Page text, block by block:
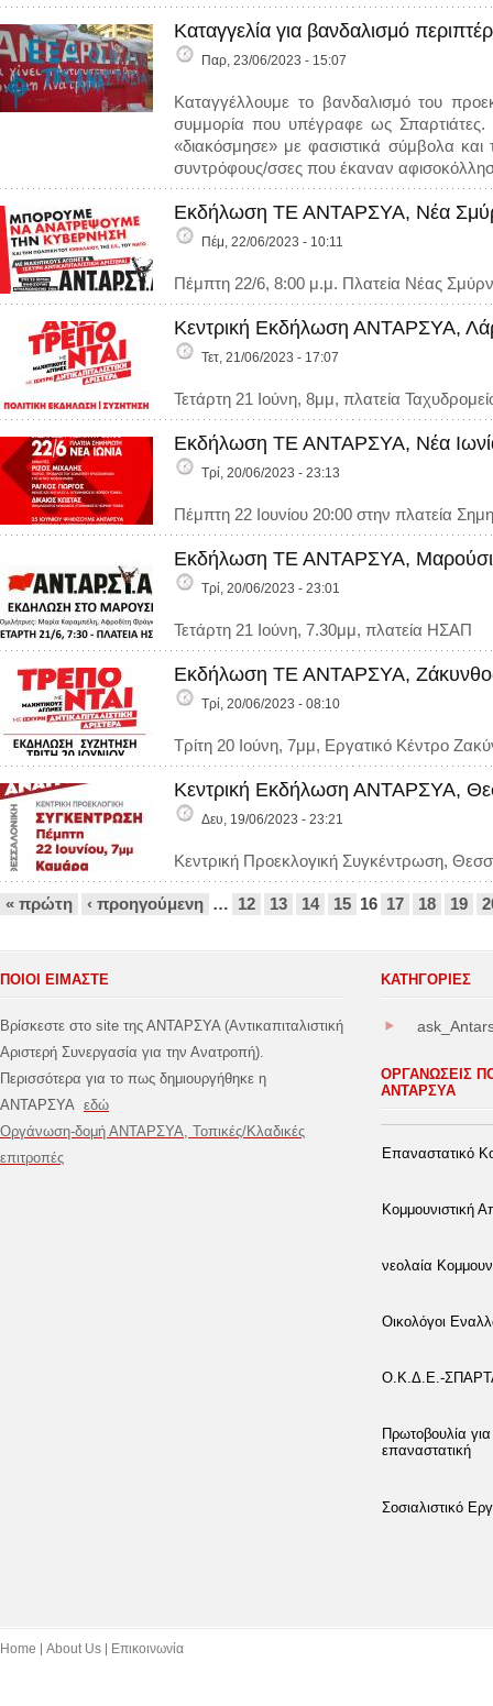
Καταγγελία για βανδαλισμό
Παρ, 23/06/2023 - 15:07
Καταγγέλλουμε το βανδαλισμό του
συμμορία που υπέγραφε ως Σπαρτιάτες.
«διακόσμησε» με φασιστικά σύμβολα
συντρόφους/σσες που έκαναν
Εκδήλωση ΤΕ ΑΝΤΑΡΣΥΑ, Νέα
Πέμ, 22/06/2023 - 10:11
Πέμπτη 22/6, 8:00 μ.μ. Πλατεία Νέας
Κεντρική Εκδήλωση ΑΝΤΑΡΣΥΑ,
Τετ, 21/06/2023 - 17:07
Τετάρτη 21 Ιούνη, 8μμ, πλατεία
Εκδήλωση ΤΕ ΑΝΤΑΡΣΥΑ, Νέα
Τρί, 20/06/2023 - 23:13
Πέμπτη 22 Ιουνίου 20:00 στην πλατεία
Εκδήλωση ΤΕ ΑΝΤΑΡΣΥΑ, Μαρούσι,
Τρί, 20/06/2023 - 23:01
Τετάρτη 21 Ιούνη, 7.30μμ, πλατεία ΗΣΑΠ
Εκδήλωση ΤΕ ΑΝΤΑΡΣΥΑ,
Τρί, 20/06/2023 - 08:10
Τρίτη 20 Ιούνη, 7μμ, Εργατικό Κέντρο
Κεντρική Εκδήλωση ΑΝΤΑΡΣΥΑ,
Δευ, 19/06/2023 - 23:21
Κεντρική Προεκλογική Συγκέντρωση,
Σελίδες
« πρώτη ‹ προηγούμενη … 12 13 14 15 16 17 18 19
ΠΟΙΟΙ ΕΙΜΑΣΤΕ
Βρίσκεστε στο site της ΑΝΤΑΡΣΥΑ (Αντικαπιταλιστική
Αριστερή Συνεργασία για την Ανατροπή).
Περισσότερα για το πως δημιουργήθηκε η
ΑΝΤΑΡΣΥΑ εδώ
Οργάνωση-δομή ΑΝΤΑΡΣΥΑ, Τοπικές/Κλαδικές
επιτροπές
ΚΑΤΗΓΟΡΊΕΣ
ΟΡΓΑΝΩΣΕΙΣ
ΑΝΤΑΡΣΥΑ
Επαναστατικό
Κομμουνιστική
νεολαία
Οικολόγοι
Ο.Κ.Δ.Ε.-
Πρωτοβουλία
επαναστατική
Σοσιαλιστικό
Home About Us Επικοινωνία